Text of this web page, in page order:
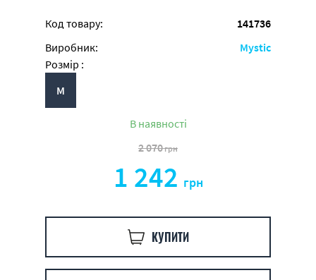
Код товару:
141736
Виробник:
Mystic
Розмір :
M
В наявності
2 070грн
1 242 грн
КУПИТИ